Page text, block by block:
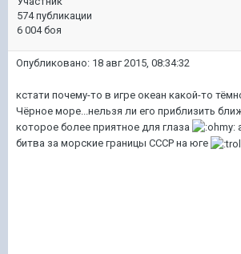
574 публикации
6 004 боя
Опубликовано: 18 авг 2015, 08:34:32
кстати почему-то в игре океан какой-то
Чёрное море...нельзя ли его приблизить
которое более приятное для глаза
битва за морские границы СССР на юге